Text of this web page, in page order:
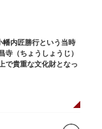
内匠勝行という当時
（ちょうしょうじ）
で貴重な文化財となっ